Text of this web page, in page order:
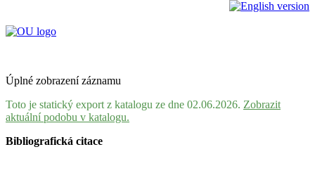
Úplné zobrazení záznamu
Toto je statický export z katalogu ze dne 02.06.2026. Zobrazit
aktuální podobu v katalogu.
Bibliografická citace